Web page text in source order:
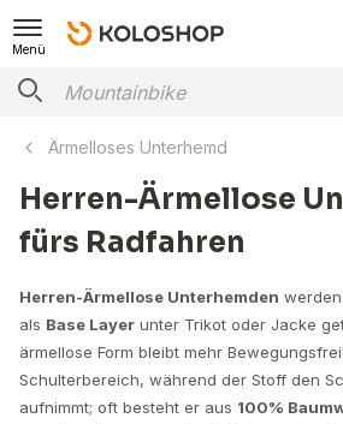
Menü
Ärmelloses Unterhemd
Herren-Ärmellose
fürs Radfahren
Herren-Ärmellose Unterhemden
als Base Layer unter Trikot oder Jacke
ärmellose Form bleibt mehr
Schulterbereich, während der Stoff den
aufnimmt; oft besteht er aus 100%